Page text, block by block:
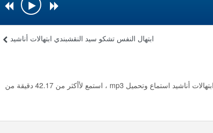
ابتهال النفس تشكو سيد النقشبندي ابتهالات أناشيد
ابتهال النقشبندي 1 الاسراء والمعراج سيد النقشبندي ابتهالات أناشيد استماع وتحميل mp3 ، استمع لأأكثر من 42.17 دقيقة من